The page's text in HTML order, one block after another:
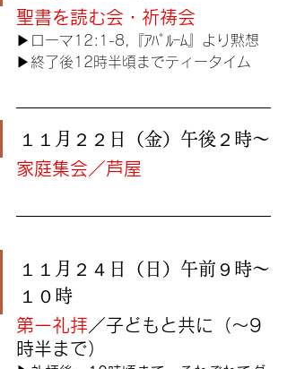
聖書を読む会・祈祷会
▶︎ ローマ12:1-8,『ｱﾊﾟﾙｰﾑ』より黙想
▶︎終了後12時半頃までティータイム
１１月２２日（金）午後２時〜
家庭集会／芦屋
１１月２４日（日）午前９時〜
１０時
第一礼拝 ／子どもと共に（〜9
時半まで）